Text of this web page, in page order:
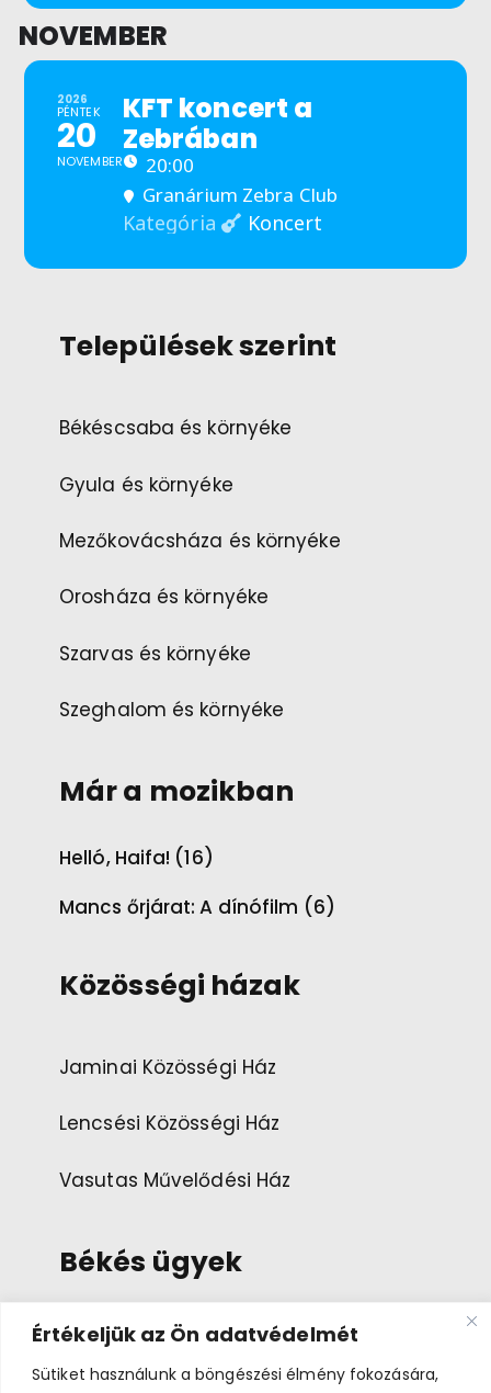
Értékeljük az Ön adatvédelmét
Sütiket használunk a böngészési élmény fokozására,
NOVEMBER
2026
PÉNTEK
20
NOVEMBER
KFT koncert a
Zebrában
20:00
Granárium Zebra Club
Kategória Koncert
Települések szerint
Békéscsaba és környéke
Gyula és környéke
Mezőkovácsháza és környéke
Orosháza és környéke
Szarvas és környéke
Szeghalom és környéke
Már a mozikban
Helló, Haifa! (16)
Mancs őrjárat: A dínófilm (6)
Közösségi házak
Jaminai Közösségi Ház
Lencsési Közösségi Ház
Vasutas Művelődési Ház
Békés ügyek
Esemény ajánlása